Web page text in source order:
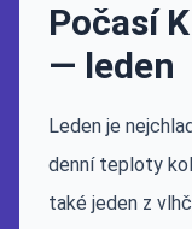
Počasí
— leden
Leden je
denní teploty
také jeden z